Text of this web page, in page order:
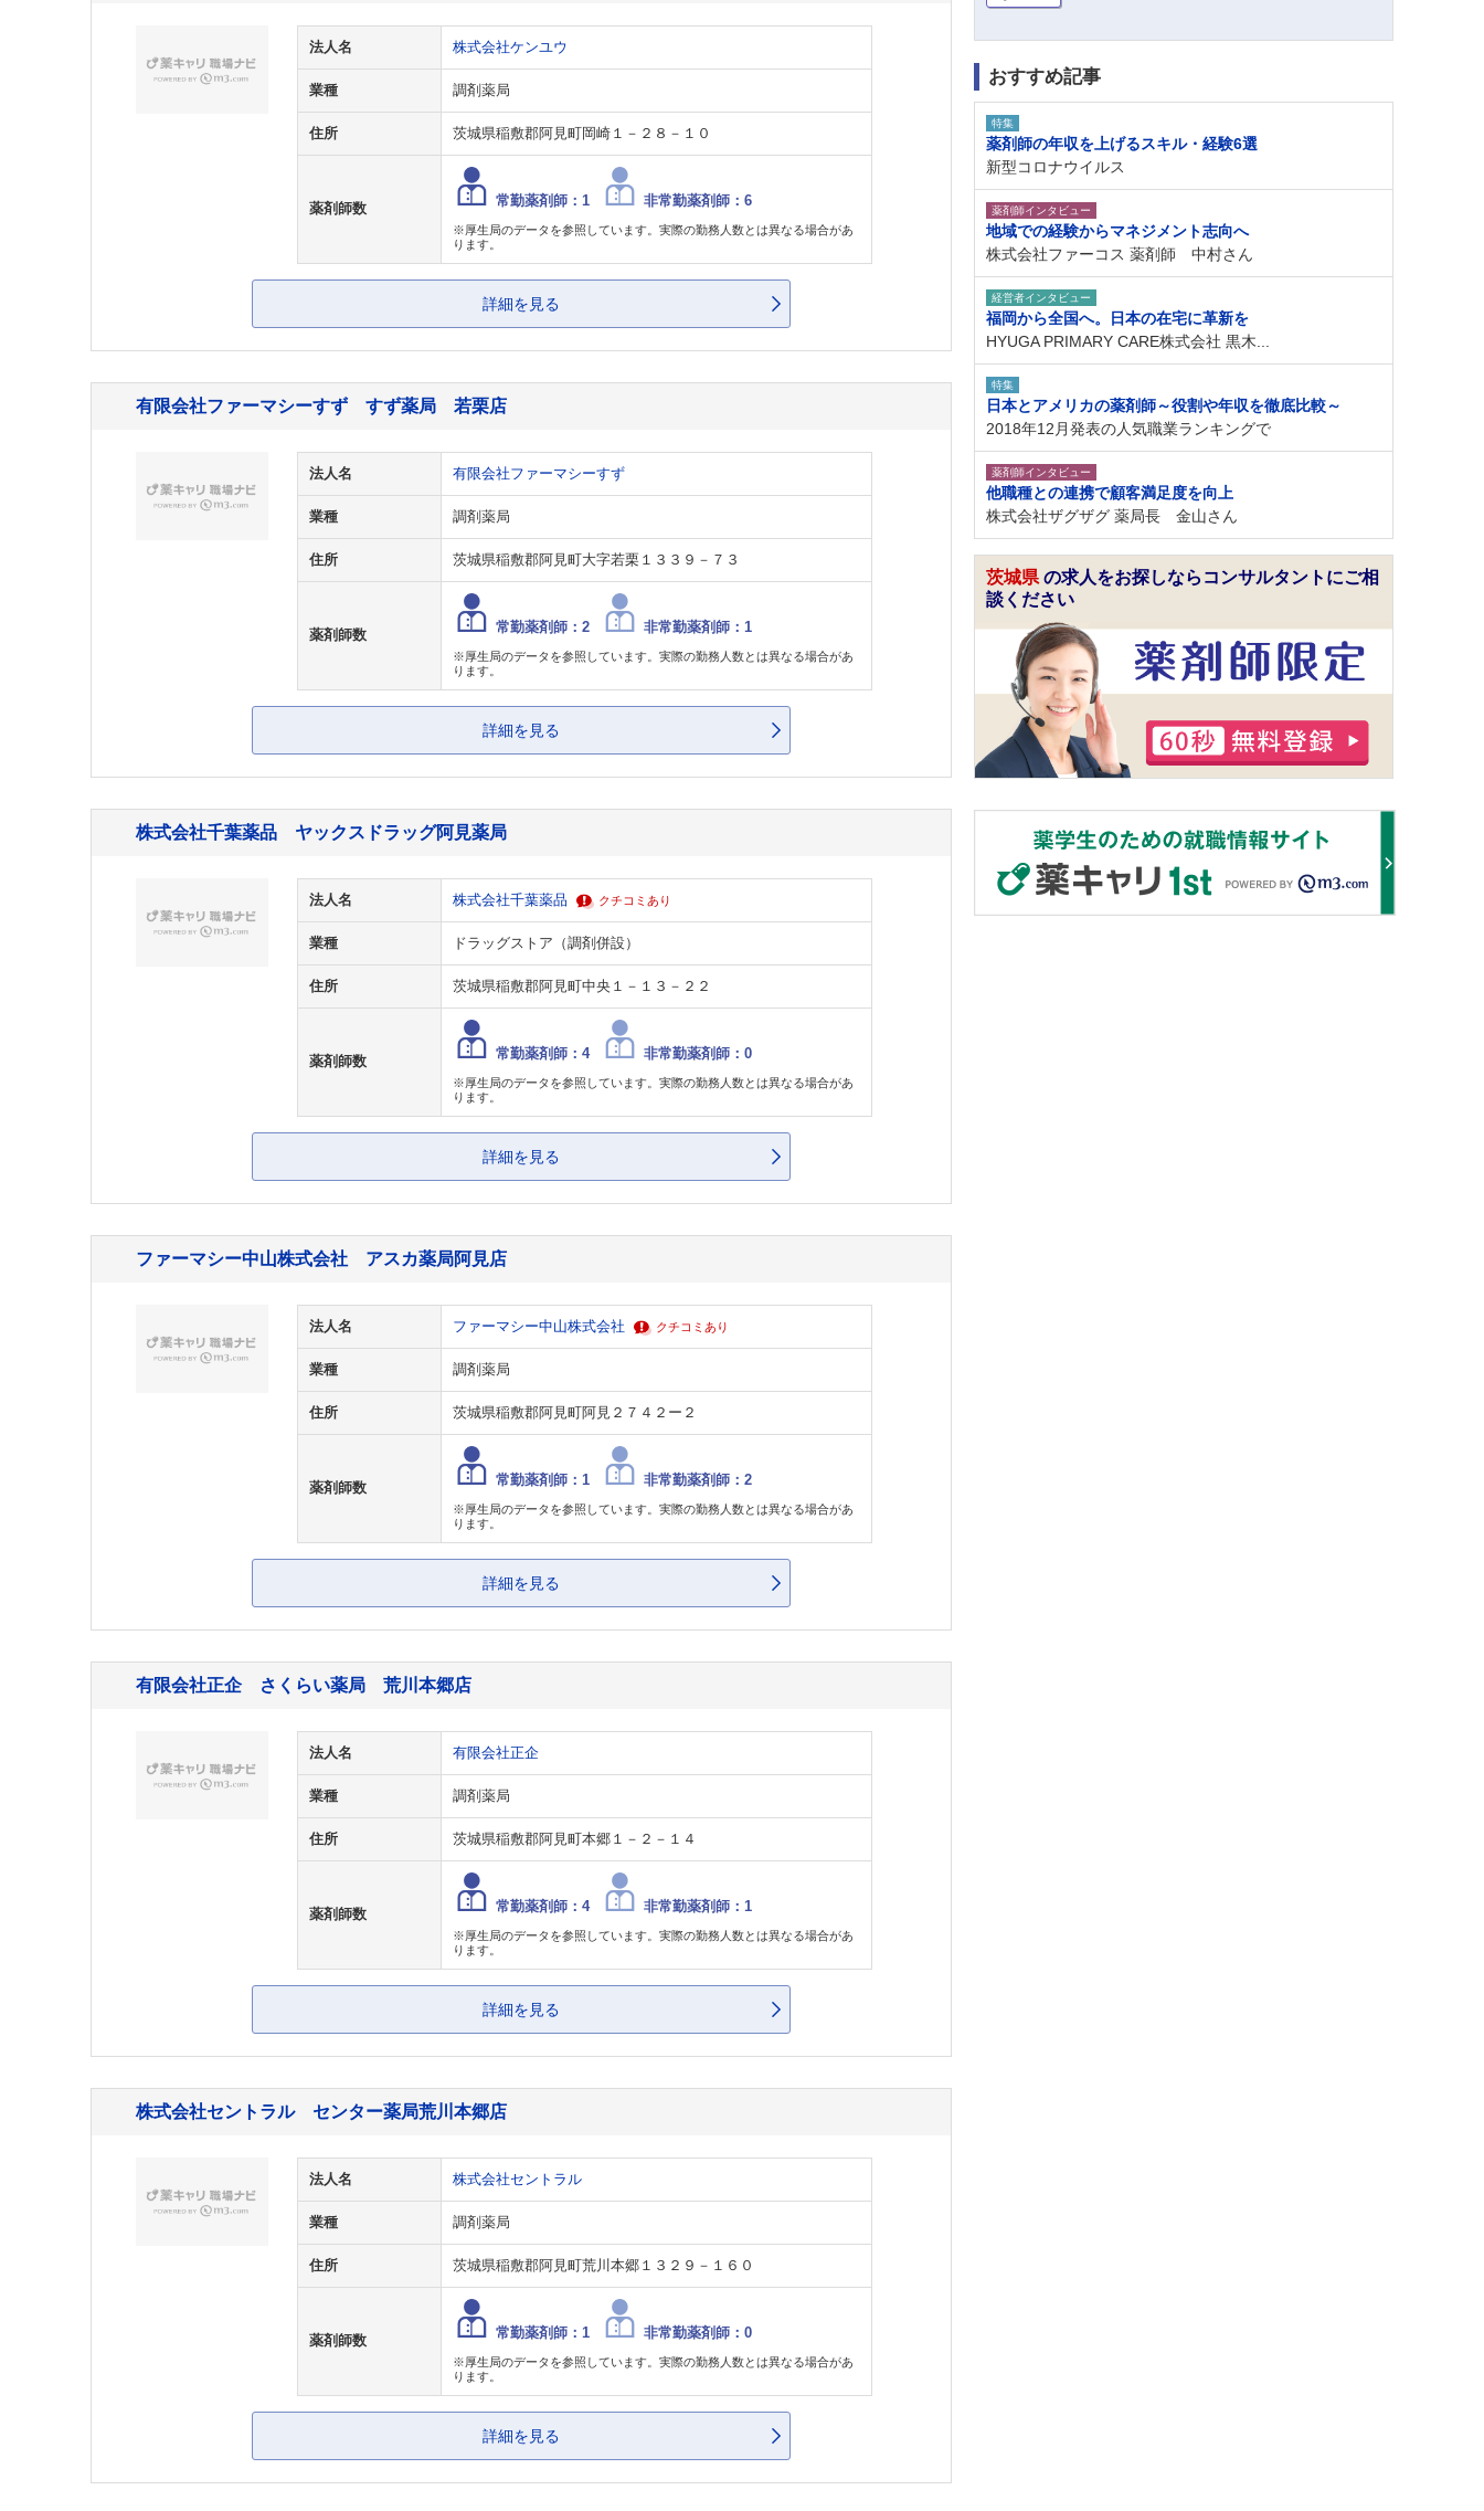
法人名 株式会社ケンユウ
業種 調剤薬局
住所 茨城県稲敷郡阿見町岡崎１－２８－１０
薬剤師数 常勤薬剤師：1 非常勤薬剤師：6
※厚生局のデータを参照しています。実際の勤務人数とは異なる場合があ
ります。
詳細を見る
有限会社ファーマシーすず すず薬局 若栗店
法人名 有限会社ファーマシーすず
業種 調剤薬局
住所 茨城県稲敷郡阿見町大字若栗１３３９－７３
薬剤師数 常勤薬剤師：2 非常勤薬剤師：1
※厚生局のデータを参照しています。実際の勤務人数とは異なる場合があ
ります。
詳細を見る
株式会社千葉薬品 ヤックスドラッグ阿見薬局
法人名 株式会社千葉薬品 クチコミあり
業種 ドラッグストア（調剤併設）
住所 茨城県稲敷郡阿見町中央１－１３－２２
薬剤師数 常勤薬剤師：4 非常勤薬剤師：0
※厚生局のデータを参照しています。実際の勤務人数とは異なる場合があ
ります。
詳細を見る
ファーマシー中山株式会社 アスカ薬局阿見店
法人名 ファーマシー中山株式会社 クチコミあり
業種 調剤薬局
住所 茨城県稲敷郡阿見町阿見２７４２ー２
薬剤師数 常勤薬剤師：1 非常勤薬剤師：2
※厚生局のデータを参照しています。実際の勤務人数とは異なる場合があ
ります。
詳細を見る
有限会社正企 さくらい薬局 荒川本郷店
法人名 有限会社正企
業種 調剤薬局
住所 茨城県稲敷郡阿見町本郷１－２－１４
薬剤師数 常勤薬剤師：4 非常勤薬剤師：1
※厚生局のデータを参照しています。実際の勤務人数とは異なる場合があ
ります。
詳細を見る
株式会社セントラル センター薬局荒川本郷店
法人名 株式会社セントラル
業種 調剤薬局
住所 茨城県稲敷郡阿見町荒川本郷１３２９－１６０
薬剤師数 常勤薬剤師：1 非常勤薬剤師：0
※厚生局のデータを参照しています。実際の勤務人数とは異なる場合があ
ります。
詳細を見る
おすすめ記事
特集
薬剤師の年収を上げるスキル・経験6選
新型コロナウイルス
薬剤師インタビュー
地域での経験からマネジメント志向へ
株式会社ファーコス 薬剤師 中村さん
経営者インタビュー
福岡から全国へ。日本の在宅に革新を
HYUGA PRIMARY CARE株式会社 黒木...
特集
日本とアメリカの薬剤師～役割や年収を徹底比較～
2018年12月発表の人気職業ランキングで
薬剤師インタビュー
他職種との連携で顧客満足度を向上
株式会社ザグザグ 薬局長 金山さん
茨城県 の求人をお探しならコンサルタントにご相
談ください